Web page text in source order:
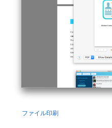
ファイル印刷